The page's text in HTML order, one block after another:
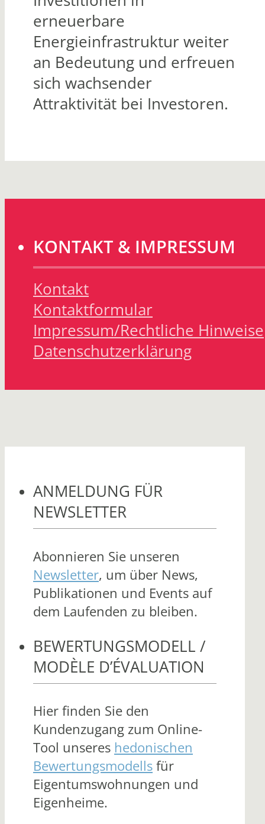
erneuerbare
Energieinfrastruktur weiter
an Bedeutung und erfreuen
sich wachsender
Attraktivität bei Investoren.
KONTAKT & IMPRESSUM
Kontakt
Kontaktformular
Impressum/Rechtliche Hinweise
Datenschutzerklärung
ANMELDUNG FÜR
NEWSLETTER
Abonnieren Sie unseren
Newsletter, um über News,
Publikationen und Events auf
dem Laufenden zu bleiben.
BEWERTUNGSMODELL /
MODÈLE D’ÉVALUATION
Hier finden Sie den
Kundenzugang zum Online-
Tool unseres hedonischen
Bewertungsmodellsfür
Eigentumswohnungen und
Eigenheime.